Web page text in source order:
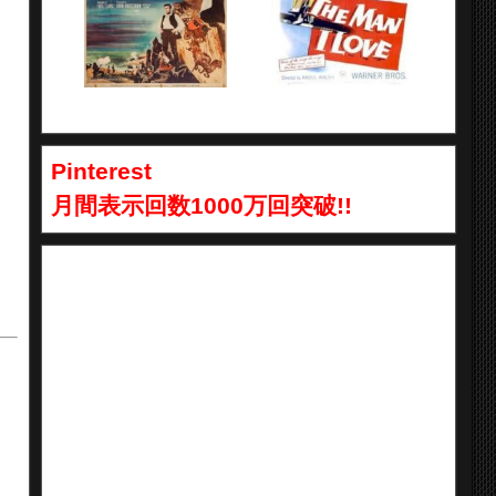
Pinterest
月間表示回数1000万回突破!!